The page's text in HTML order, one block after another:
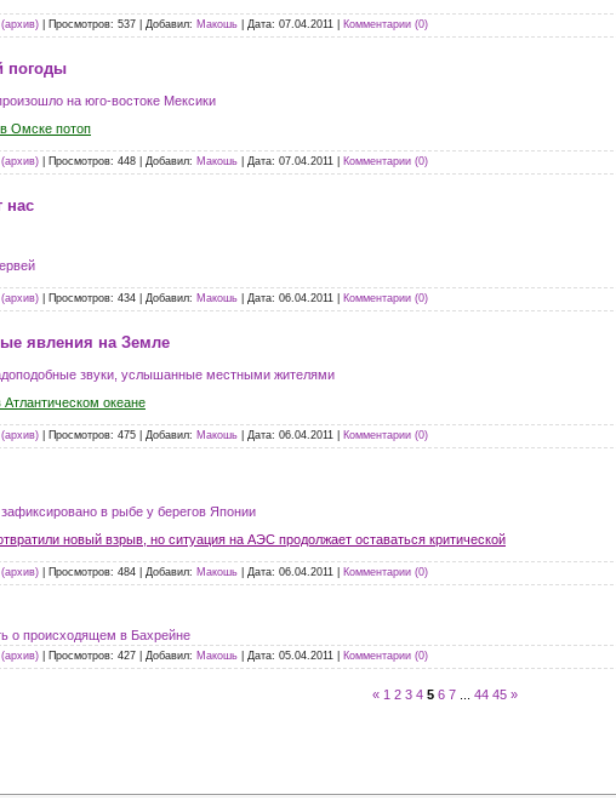
Просмотров: 537 Добавил: Макошь Дата: 07.04.2011 Комментарии (0)
погоды
на юго-востоке Мексики
Омске потоп
Просмотров: 448 Добавил: Макошь Дата: 07.04.2011 Комментарии (0)
нас
Просмотров: 434 Добавил: Макошь Дата: 06.04.2011 Комментарии (0)
явления на Земле
звуки, услышанные местными жителями
Атлантическом океане
Просмотров: 475 Добавил: Макошь Дата: 06.04.2011 Комментарии (0)
в рыбе у берегов Японии
новый взрыв, но ситуация на АЭС продолжает оставаться критической
Просмотров: 484 Добавил: Макошь Дата: 06.04.2011 Комментарии (0)
о происходящем в Бахрейне
Просмотров: 427 Добавил: Макошь Дата: 05.04.2011 Комментарии (0)
« 1 2 3 4 5 6 7 44 45 »